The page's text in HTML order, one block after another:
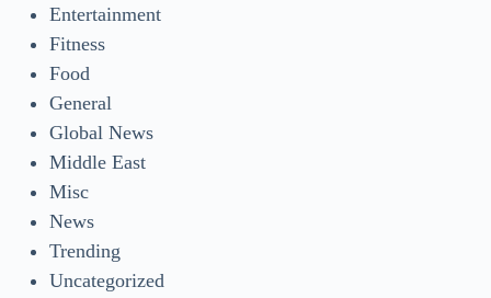
Entertainment
Fitness
Food
General
Global News
Middle East
Misc
News
Trending
Uncategorized